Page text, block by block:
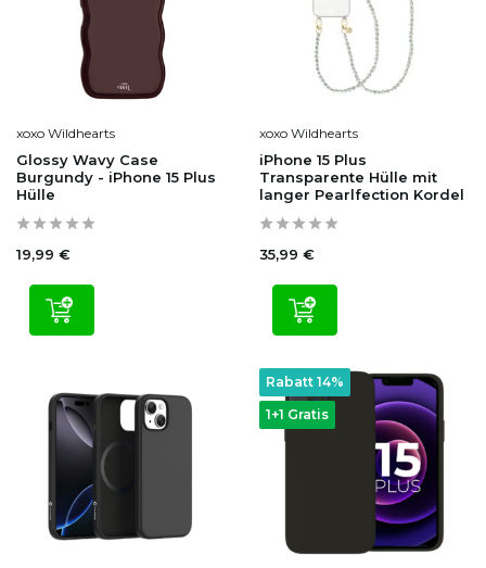
xoxo Wildhearts
Glossy Wavy Case
Burgundy - iPhone 15 Plus
Hülle
19,99 €
xoxo Wildhearts
iPhone 15 Plus
Transparente Hülle mit
langer Pearlfection Kordel
35,99 €
1+1 Gratis
Rabatt 14%